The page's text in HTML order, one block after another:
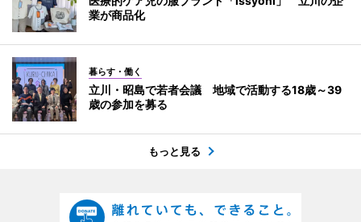
業が商品化
暮らす・働く
立川・昭島で若者会議 地域で活動する18歳～39
歳の参加を募る
もっと見る